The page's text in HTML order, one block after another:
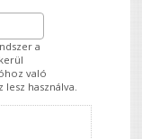
a
való
használva.